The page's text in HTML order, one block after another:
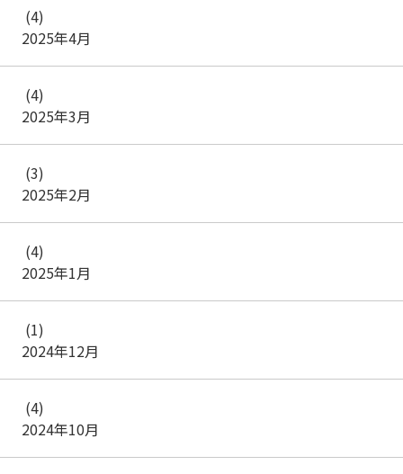
2025年4月
(4)
2025年3月
(4)
2025年2月
(3)
2025年1月
(4)
2024年12月
(1)
2024年10月
(4)